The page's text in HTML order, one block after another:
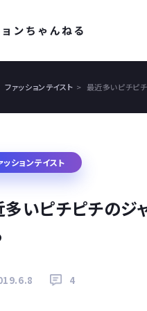
ファッションテイスト 最近多いピチピ
ッションテイスト
いピチピチのジ
4